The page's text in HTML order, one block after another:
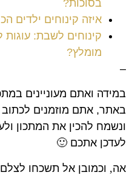
בסוכות?
איזה קינוחים ילדים
קינוחים לשבת:
מומלץ?
–
במידה ואתם מעוניינים
באתר, אתם מוזמנים לכתוב
ונשמח להכין את המתכון
לעדכן אתכם 🙂
אה, וכמובן אל תשכחו לצלם